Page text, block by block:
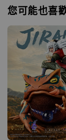
您可能也喜